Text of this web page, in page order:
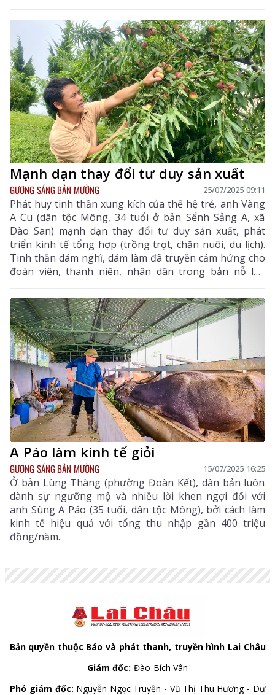
Mạnh dạn thay đổi tư duy sản xuất
GƯƠNG SÁNG BẢN MƯỜNG 25/07/2025 09:11
Phát huy tinh thần xung kích của thế hệ trẻ, anh Vàng
A Cu (dân tộc Mông, 34 tuổi ở bản Sểnh Sảng A, xã
Dào San) mạnh dạn thay đổi tư duy sản xuất, phát
triển kinh tế tổng hợp (trồng trọt, chăn nuôi, du lịch).
Tinh thần dám nghĩ, dám làm đã truyền cảm hứng cho
đoàn viên, thanh niên, nhân dân trong bản nỗ lực
vượt khó vươn lên.
A Páo làm kinh tế giỏi
GƯƠNG SÁNG BẢN MƯỜNG 15/07/2025 16:25
Ở bản Lùng Thàng (phường Đoàn Kết), dân bản luôn
dành sự ngưỡng mộ và nhiều lời khen ngợi đối với
anh Sùng A Páo (35 tuổi, dân tộc Mông), bởi cách làm
kinh tế hiệu quả với tổng thu nhập gần 400 triệu
đồng/năm.
Bản quyền thuộc Báo và phát thanh, truyền hình Lai Châu
Giám đốc: Đào Bích Vân
Phó giám đốc: Nguyễn Ngọc Truyền - Vũ Thị Thu Hương - Dư